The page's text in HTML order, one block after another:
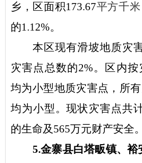
乡，区面积173.67平方千米
的1.12%。
本区现有滑坡地质灾
灾害点总数的2%。区内按
均为小型地质灾害点，所
均为小型。现状灾害点共
的生命及565万元财产安全。
5.金寨县白塔畈镇、